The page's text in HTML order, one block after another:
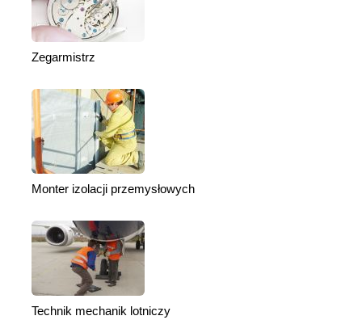
Zegarmistrz
Monter izolacji przemysłowych
Technik mechanik lotniczy